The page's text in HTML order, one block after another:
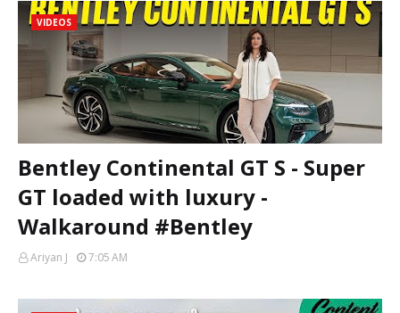
VIDEOS
Bentley Continental GT S - Super
GT loaded with luxury -
Walkaround #Bentley
Ariyan J 7:05 AM